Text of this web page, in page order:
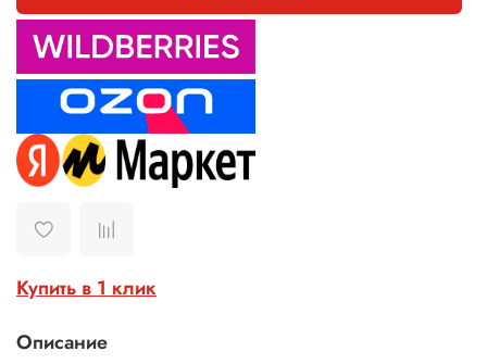
Купить в 1 клик
Описание